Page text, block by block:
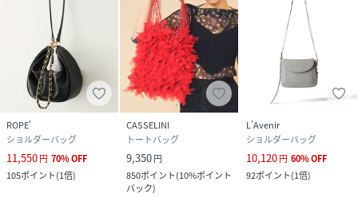
ROPE'
ショルダーバッグ
11,550円 70%OFF
105ポイント(1倍)
CASSELINI
トートバッグ
9,350円
850ポイント(10%ポイント
バック)
L’Avenir
ショルダーバッグ
10,120円 60%OFF
92ポイント(1倍)